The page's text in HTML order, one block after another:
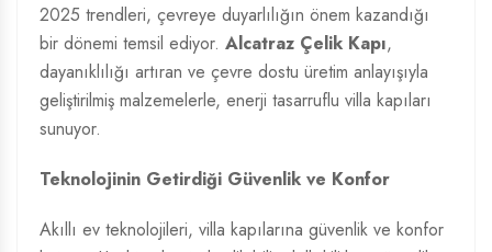
2025 trendleri, çevreye duyarlılığın önem kazandığı
bir dönemi temsil ediyor. Alcatraz Çelik Kapı,
dayanıklılığı artıran ve çevre dostu üretim anlayışıyla
geliştirilmiş malzemelerle, enerji tasarruflu villa kapıları
sunuyor.
Teknolojinin Getirdiği Güvenlik ve Konfor
Akıllı ev teknolojileri, villa kapılarına güvenlik ve konfor